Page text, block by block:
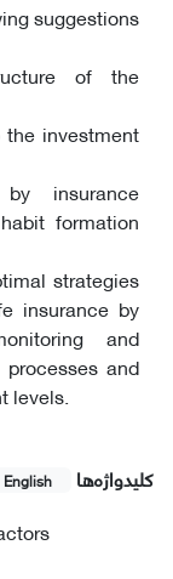
suggestions
of the
investment
insurance
formation
strategies
insurance by
and
and
levels.
کلیدواژه‌ها English